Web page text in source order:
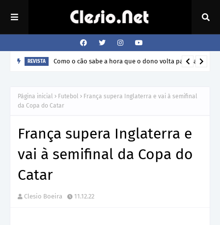
REVISTA Como o cão sabe a hora que o dono volta para casa?
Página inicial Futebol
França supera Inglaterra e vai à semifinal
da Copa do Catar
França supera Inglaterra e
vai à semifinal da Copa do
Catar
Clesio Boeira 11.12.22